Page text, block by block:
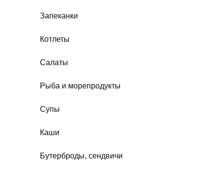
Запеканки
Котлеты
Салаты
Рыба и морепродукты
Супы
Каши
Бутерброды, сендвичи